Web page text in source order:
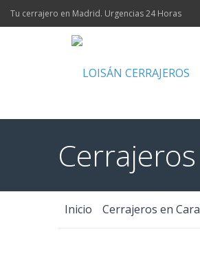
Tu cerrajero en Madrid. Urgencias 24 Horas
Inicio Cerrajeros en